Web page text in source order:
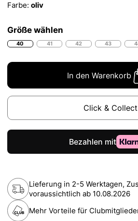
Farbe: oliv
Größe wählen
40 41 42 43
In den Warenkorb
Click & Collect
Lieferung in 2-5 Werktagen,
voraussichtlich ab 10.08.2026
Mehr Vorteile für